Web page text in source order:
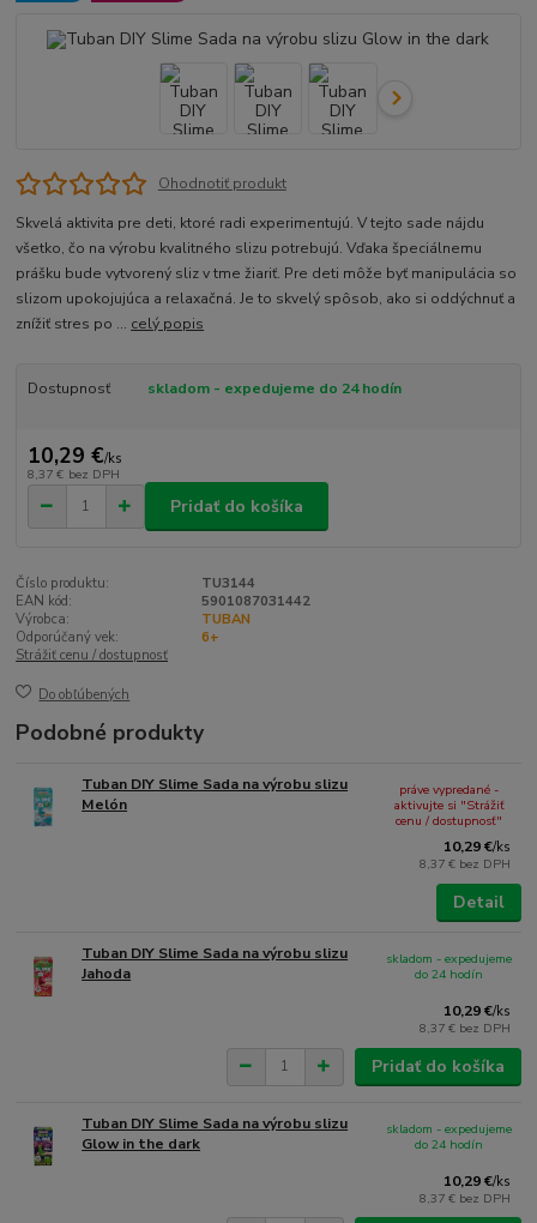
Ohodnotiť produkt
Skvelá aktivita pre deti, ktoré radi experimentujú. V tejto sade nájdu
všetko, čo na výrobu kvalitného slizu potrebujú. Vďaka špeciálnemu
prášku bude vytvorený sliz v tme žiariť. Pre deti môže byť manipulácia so
slizom upokojujúca a relaxačná. Je to skvelý spôsob, ako si oddýchnuť a
znížiť stres po ... celý popis
Dostupnosť skladom - expedujeme do 24 hodín
10,29 €/ks
8,37 € bez DPH
Pridať do košíka
Číslo produktu:
TU3144
EAN kód:
5901087031442
Výrobca:
TUBAN
Odporúčaný vek:
6+
Strážiť cenu / dostupnosť
Do obľúbených
Podobné produkty
Tuban DIY Slime Sada na výrobu slizu
Melón
10,29 €/ks
8,37 € bez DPH
práve vypredané -
aktivujte si "Strážiť
cenu / dostupnosť"
Detail
Tuban DIY Slime Sada na výrobu slizu
Jahoda
10,29 €/ks
8,37 € bez DPH
skladom - expedujeme
do 24 hodín
Pridať do košíka
Tuban DIY Slime Sada na výrobu slizu
Glow in the dark
10,29 €/ks
8,37 € bez DPH
skladom - expedujeme
do 24 hodín